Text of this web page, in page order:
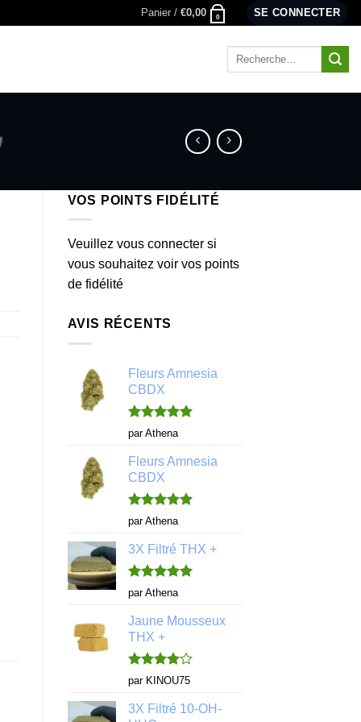
Panier / €0,00 0 SE CONNECTER
Recherche
VOS POINTS FIDÉLITÉ
Veuillez vous connecter si
vous souhaitez voir vos points
de fidélité
AVIS RÉCENTS
Fleurs Amnesia
CBDX
Note5sur
5
par Athena
Fleurs Amnesia
CBDX
Note5sur
5
par Athena
3X Filtré THX +
Note5sur
5
par Athena
Jaune Mousseux
THX +
Note4
sur 5
par KINOU75
3X Filtré 10-OH-